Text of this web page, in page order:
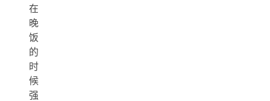
在
晚
饭
的
时
候
强